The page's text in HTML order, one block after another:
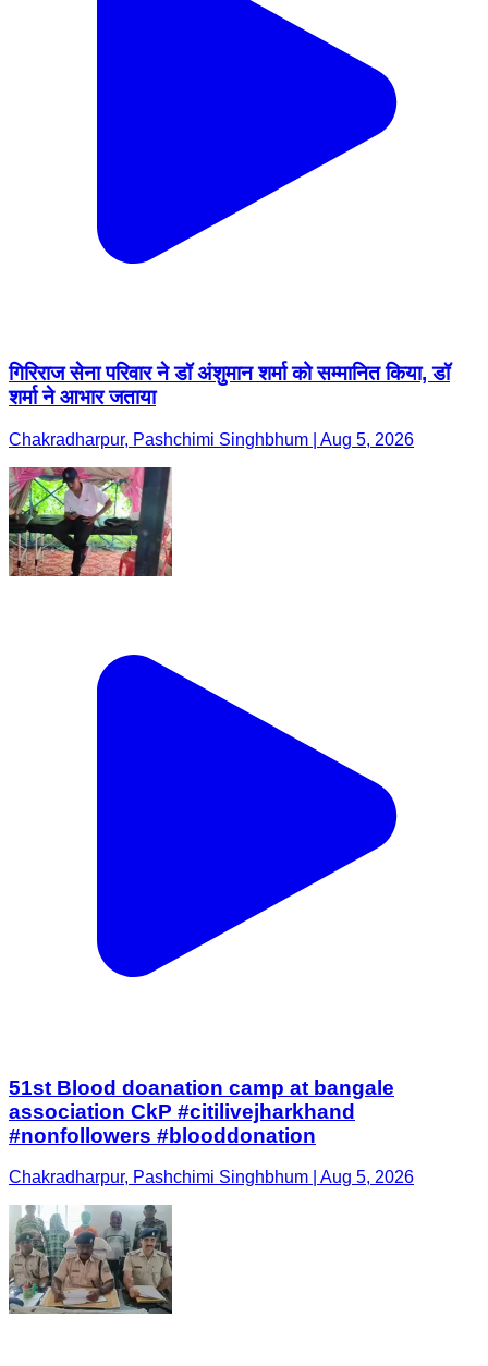
गिरिराज सेना परिवार ने डॉ अंशुमान शर्मा को सम्मानित किया, डॉ
शर्मा ने आभार जताया
Chakradharpur, Pashchimi Singhbhum | Aug 5, 2026
51st Blood doanation camp at bangale
association CkP #citilivejharkhand
#nonfollowers #blooddonation
Chakradharpur, Pashchimi Singhbhum | Aug 5, 2026